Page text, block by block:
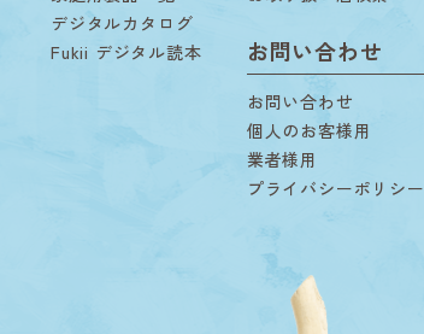
デジタルカタログ
Fukii デジタル読本
お問い合わせ
お問い合わせ
個人のお客様用
業者様用
プライバシーポリシー